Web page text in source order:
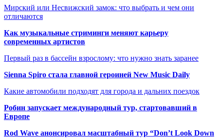
Мирский или Несвижский замок: что выбрать и чем они
отличаются
Как музыкальные стриминги меняют карьеру
современных артистов
Первый раз в бассейн взрослому: что нужно знать заранее
Sienna Spiro стала главной героиней New Music Daily
Какие автомобили подходят для города и дальних поездок
Робин запускает международный тур, стартовавший в
Европе
Rod Wave анонсировал масштабный тур “Don’t Look Down